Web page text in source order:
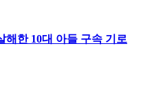
해한 10대 아들 구속 기로